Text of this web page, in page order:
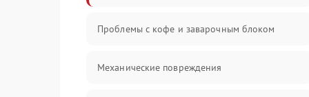
Проблемы с кофе и заварочным блоком
Механические повреждения